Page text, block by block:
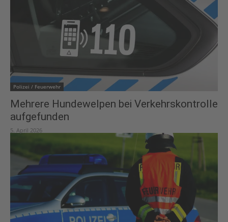
Polizei / Feuerwehr
Mehrere Hundewelpen bei Verkehrskontrolle
aufgefunden
5. April 2026